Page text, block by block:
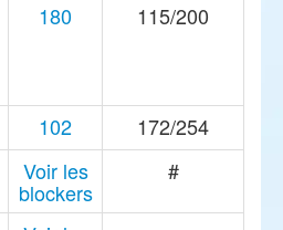
180 115/200
102
172/254
Voir les
blockers
#